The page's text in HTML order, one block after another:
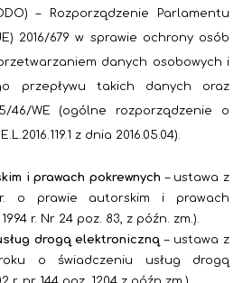
–
Rozporządzenie Parlamentu
2016/679 w sprawie ochrony osób
danych osobowych i
przepływu takich danych oraz
46/WE (ogólne rozporządzenie o
z dnia 2016.05.04).
i prawach pokrewnych – ustawa z
o prawie autorskim i prawach
r. Nr 24 poz. 83, z późn. zm.).
drogą elektroniczną – ustawa z
o świadczeniu usług drogą